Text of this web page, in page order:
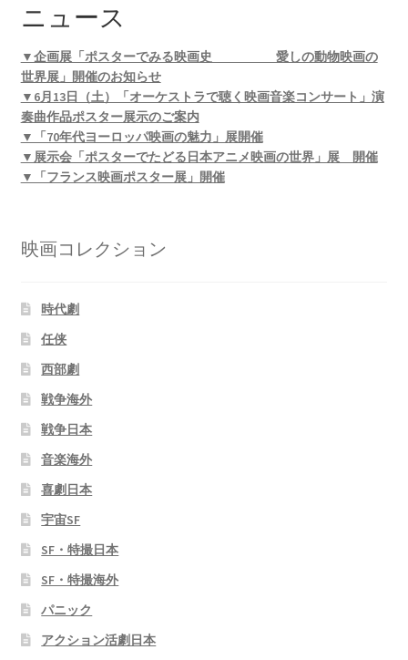
ニュース
▼企画展「ポスターでみる映画史 愛しの動物映画の
世界展」開催のお知らせ
▼6月13日（土）「オーケストラで聴く映画音楽コンサート」演
奏曲作品ポスター展示のご案内
▼「70年代ヨーロッパ映画の魅力」展開催
▼展示会「ポスターでたどる日本アニメ映画の世界」展 開催
▼「フランス映画ポスター展」開催
映画コレクション
時代劇
任侠
西部劇
戦争海外
戦争日本
音楽海外
喜劇日本
宇宙SF
SF・特撮日本
SF・特撮海外
パニック
アクション活劇日本